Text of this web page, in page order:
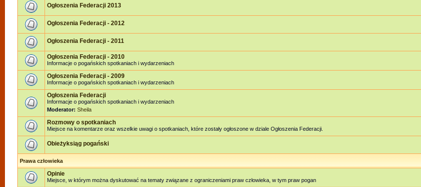
Ogłoszenia Federacji 2013
Ogłoszenia Federacji - 2012
Ogłoszenia Federacji - 2011
Ogłoszenia Federacji - 2010
Informacje o pogańskich spotkaniach i wydarzeniach
Ogłoszenia Federacji - 2009
Informacje o pogańskich spotkaniach i wydarzeniach
Ogłoszenia Federacji
Informacje o pogańskich spotkaniach i wydarzeniach
Moderator: Sheila
Rozmowy o spotkaniach
Miejsce na komentarze oraz wszelkie uwagi o spotkaniach, które zostały ogłoszone w dziale Ogłoszenia Federacji.
Obieżyksiąg pogański
Prawa człowieka
Opinie
Miejsce, w którym można dyskutować na tematy związane z ograniczeniami praw człowieka, w tym praw pogan